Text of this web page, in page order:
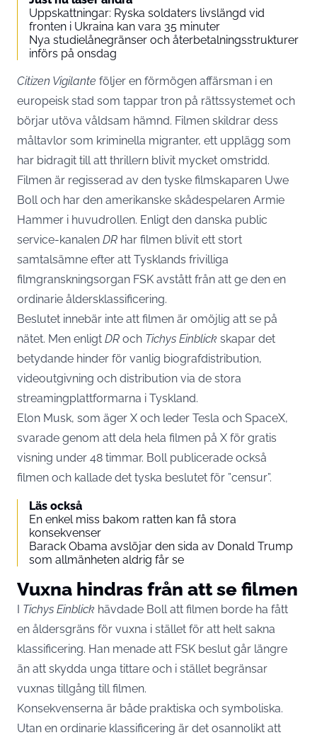
Uppskattningar: Ryska soldaters livslängd vid
fronten i Ukraina kan vara 35 minuter
Nya studielånegränser och återbetalningsstrukturer
införs på onsdag
Citizen Vigilante följer en förmögen affärsman i en
europeisk stad som tappar tron på rättssystemet och
börjar utöva våldsam hämnd. Filmen skildrar dess
måltavlor som kriminella migranter, ett upplägg som
har bidragit till att thrillern blivit mycket omstridd.
Filmen är regisserad av den tyske filmskaparen Uwe
Boll och har den amerikanske skådespelaren Armie
Hammer i huvudrollen. Enligt den danska public
service-kanalen DR har filmen blivit ett stort
samtalsämne efter att Tysklands frivilliga
filmgranskningsorgan FSK avstått från att ge den en
ordinarie åldersklassificering.
Beslutet innebär inte att filmen är omöjlig att se på
nätet. Men enligt DR och Tichys Einblick skapar det
betydande hinder för vanlig biografdistribution,
videoutgivning och distribution via de stora
streamingplattformarna i Tyskland.
Elon Musk, som äger X och leder Tesla och SpaceX,
svarade genom att dela hela filmen på X för gratis
visning under 48 timmar. Boll publicerade också
filmen och kallade det tyska beslutet för ”censur”.
Läs också
En enkel miss bakom ratten kan få stora
konsekvenser
Barack Obama avslöjar den sida av Donald Trump
som allmänheten aldrig får se
Vuxna hindras från att se filmen
I Tichys Einblick hävdade Boll att filmen borde ha fått
en åldersgräns för vuxna i stället för att helt sakna
klassificering. Han menade att FSK beslut går längre
än att skydda unga tittare och i stället begränsar
vuxnas tillgång till filmen.
Konsekvenserna är både praktiska och symboliska.
Utan en ordinarie klassificering är det osannolikt att